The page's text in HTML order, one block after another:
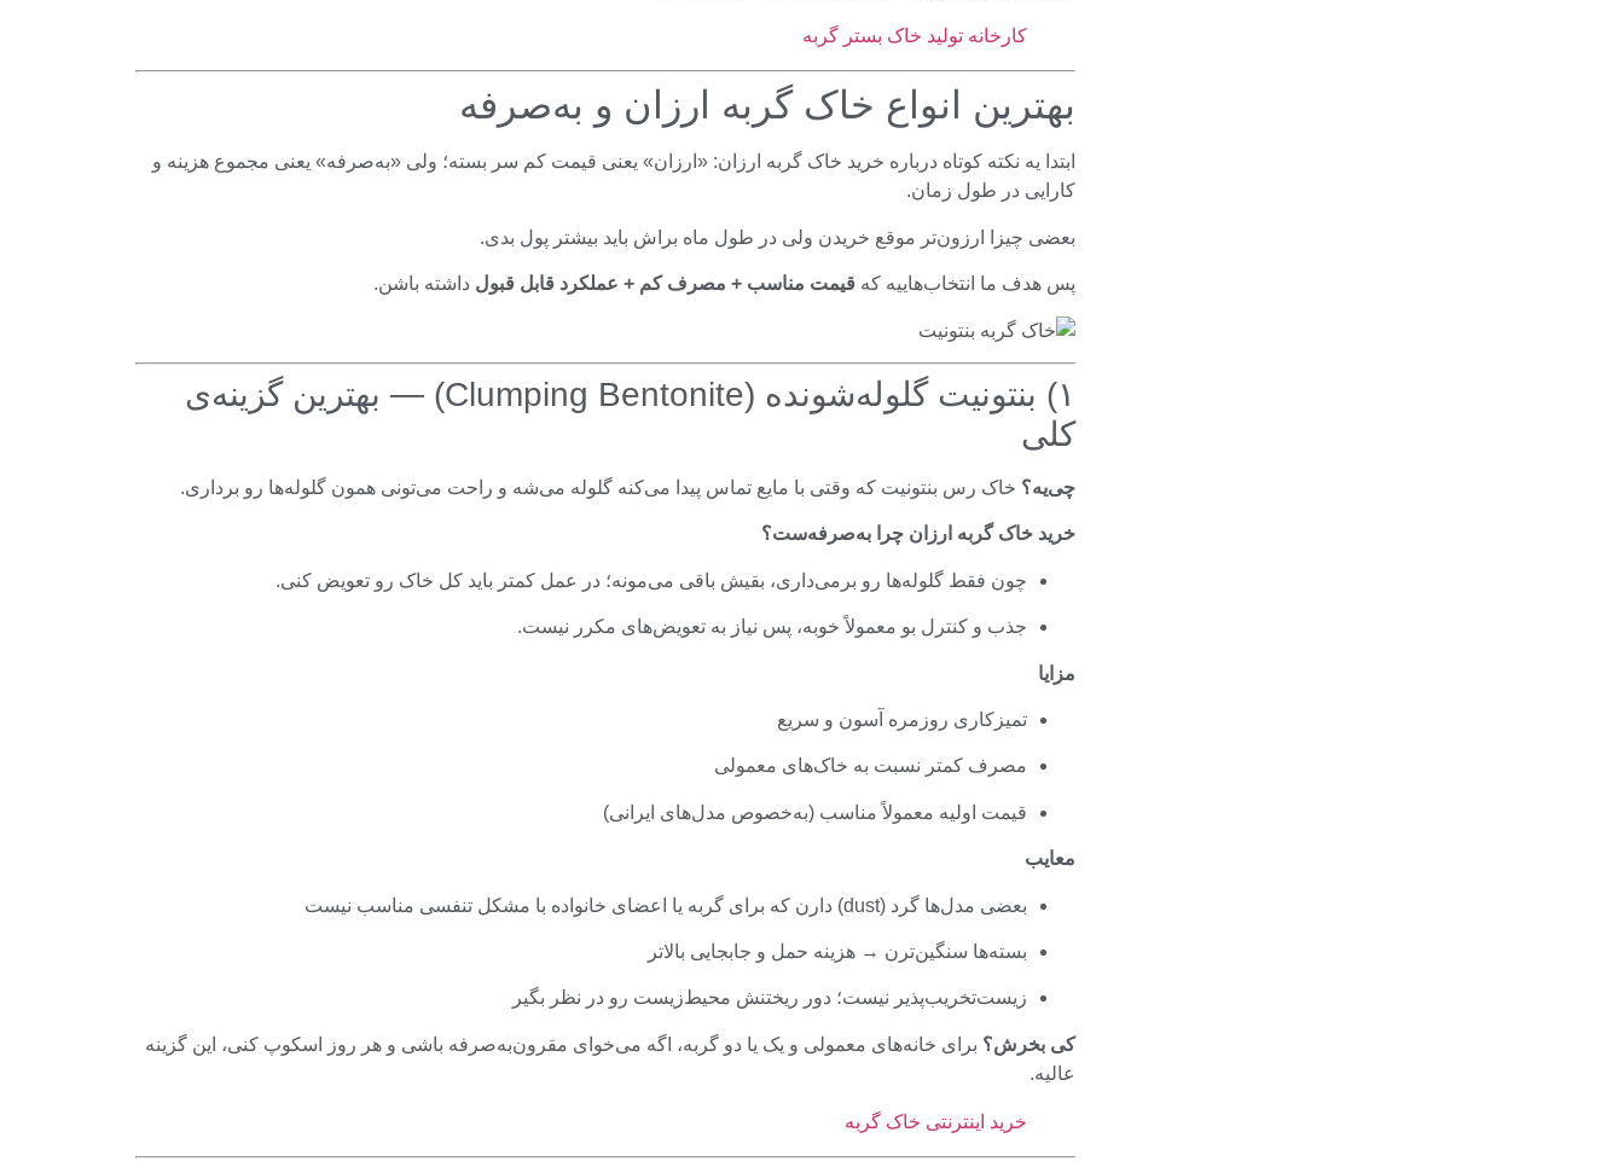
کارخانه تولید خاک بستر گربه
بهترین انواع خاک گربه ارزان و به‌صرفه
ابتدا یه نکته کوتاه درباره خرید خاک گربه ارزان: «ارزان» یعنی قیمت کم سر بسته؛ ولی «به‌صرفه» یعنی مجموع هزینه و
کارایی در طول زمان.
بعضی چیزا ارزون‌تر موقع خریدن ولی در طول ماه براش باید بیشتر پول بدی.
پس هدف ما انتخاب‌هاییه که قیمت مناسب + مصرف کم + عملکرد قابل قبول داشته باشن.
۱) بنتونیت گلوله‌شونده (Clumping Bentonite) — بهترین گزینه‌ی
کلی
چی‌یه؟ خاک رس بنتونیت که وقتی با مایع تماس پیدا می‌کنه گلوله می‌شه و راحت می‌تونی همون گلوله‌ها رو برداری.
خرید خاک گربه ارزان چرا به‌صرفه‌ست؟
چون فقط گلوله‌ها رو برمی‌داری، بقیش باقی می‌مونه؛ در عمل کمتر باید کل خاک رو تعویض کنی.
جذب و کنترل بو معمولاً خوبه، پس نیاز به تعویض‌های مکرر نیست.
مزایا
تمیزکاری روزمره آسون و سریع
مصرف کمتر نسبت به خاک‌های معمولی
قیمت اولیه معمولاً مناسب (به‌خصوص مدل‌های ایرانی)
معایب
بعضی مدل‌ها گرد (dust) دارن که برای گربه یا اعضای خانواده با مشکل تنفسی مناسب نیست
بسته‌ها سنگین‌ترن → هزینه حمل و جابجایی بالاتر
زیست‌تخریب‌پذیر نیست؛ دور ریختنش محیط‌زیست رو در نظر بگیر
کی بخرش؟ برای خانه‌های معمولی و یک یا دو گربه، اگه می‌خوای مقرون‌به‌صرفه باشی و هر روز اسکوپ کنی، این گزینه
عالیه.
خرید اینترنتی خاک گربه